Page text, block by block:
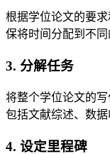
根据学位论文的要
保将时间分配到不同
3. 分解任务
将整个学位论文的
包括文献综述、数据
4. 设定里程碑